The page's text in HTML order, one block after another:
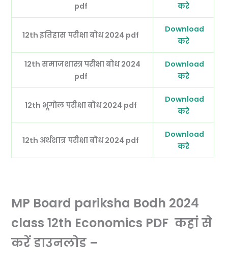
pdf
करे
12th इतिहास परीक्षा बोध 2024 pdf
Download
करे
12th समाजशास्त्र परीक्षा बोध 2024
pdf
Download
करे
12th भूगोल परीक्षा बोध 2024 pdf
Download
करे
12th अर्थशात्र परीक्षा बोध 2024 pdf
Download
करे
MP Board pariksha Bodh 2024
class 12th Economics PDF कहां से
करें डाउनलोड –